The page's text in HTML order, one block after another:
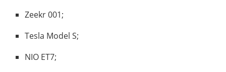
Zeekr 001;
Tesla Model S;
NIO ET7;